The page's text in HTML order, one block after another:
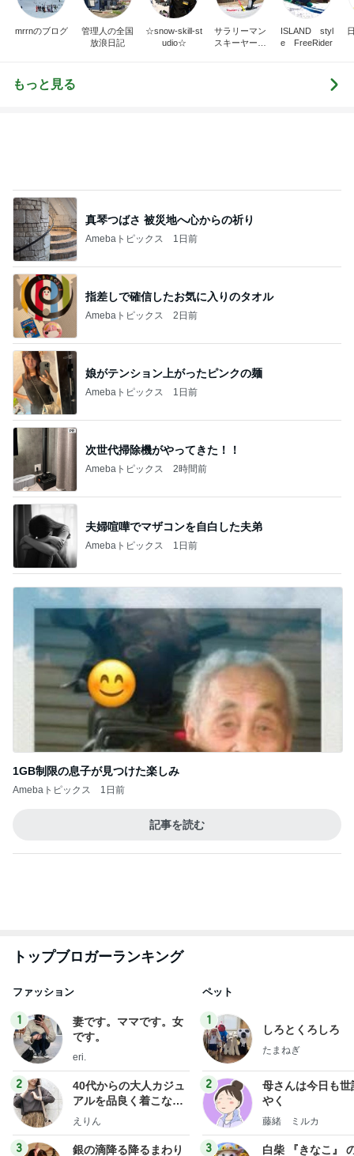
mrrnのブログ
管理人の全国
放浪日記
☆snow-skill-st
udio☆
サラリーマン
スキーヤーの
ISLAND styl
e FreeRider
もっと見る
指差しで確信したお気に入りのタオル
Amebaトピックス 2日前
娘がテンション上がったピンクの麺
Amebaトピックス 1日前
次世代掃除機がやってきた！！
Amebaトピックス 2時間前
夫婦喧嘩でマザコンを自白した夫弟
Amebaトピックス 1日前
1GB制限の息子が見つけた楽しみ
Amebaトピックス 1日前
記事を読む
アルを品良く着こなす
ファッションブログ
3
銀の滴降る降るまわり
illallan
3
ひろ☆みき
もっと見る
オフィシャルブロガーランキング